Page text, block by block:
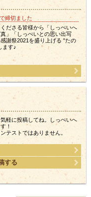
締切ました
ださる皆様から「しっぺいへ
」「しっぺいとの思い出写
謝祭2021を盛り上げる "たの
ます♪
軽に投稿してね。しっぺいへ
！
テストではありません。
する